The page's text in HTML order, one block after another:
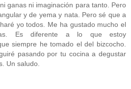
ganas ni imaginación para tanto. Pero
y de yema y nata. Pero sé que a
yo todos. Me ha gustado mucho el
Es diferente a lo que estoy
siempre he tomado el del bizcocho.
pasando por tu cocina a degustar
Un saludo.